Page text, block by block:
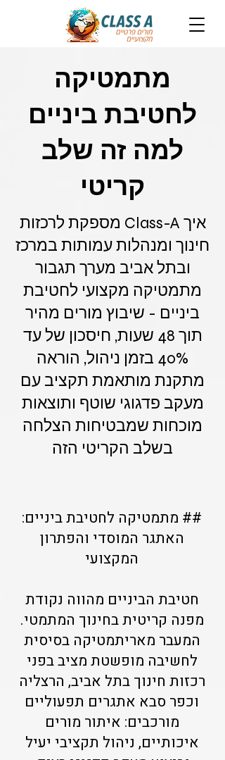
מתמטיקה
לחטיבת ביניים
למה זה שלב
קריטי
איך Class-A מספקת לרכזות
חינוך ומנהלות עמותות במרכז
ובתל אביב מערך תגבור
מתמטיקה מקצועי לחטיבת
ביניים - שיבוץ מורים מהיר
תוך 48 שעות, חיסכון של עד
40% בזמן ניהול, הוראה
מתקנת מותאמת תקציב עם
מעקב פדגוגי שוטף ותוצאות
מוכחות שמבטיחות הצלחה
בשלב הקריטי הזה
## מתמטיקה לחטיבת ביניים:
האתגר המוסדי והפתרון
המקצועי
חטיבת הביניים מהווה נקודת
מפנה קריטית בחינוך המתמטי.
המעבר מאריתמטיקה בסיסית
לחשיבה מופשטת מציב בפני
רכזות חינוך בתל אביב, הרצליה
וכפר סבא אתגרים תפעוליים
מורכבים: איתור מורים
איכותיים, ניהול תקציבי יעיל